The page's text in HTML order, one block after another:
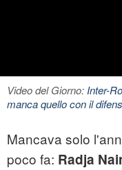
Video del Giorno:Inter-
manca quello con il
Mancava solo
poco fa: Radja